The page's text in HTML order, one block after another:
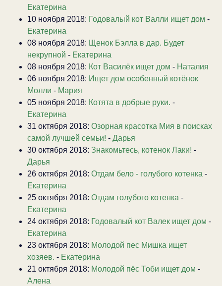
Екатерина
10 ноября 2018: Годовалый кот Валли ищет дом -
Екатерина
08 ноября 2018: Щенок Бэлла в дар. Будет
некрупной - Екатерина
08 ноября 2018: Кот Василёк ищет дом - Наталия
06 ноября 2018: Ищет дом особенный котёнок
Молли - Мария
05 ноября 2018: Котята в добрые руки. -
Екатерина
31 октября 2018: Озорная красотка Мия в поисках
самой лучшей семьи! - Дарья
30 октября 2018: Знакомьтесь, котенок Лаки! -
Дарья
26 октября 2018: Отдам бело - голубого котенка -
Екатерина
25 октября 2018: Отдам голубого котенка -
Екатерина
24 октября 2018: Годовалый кот Валек ищет дом -
Екатерина
23 октября 2018: Молодой пес Мишка ищет
хозяев. - Екатерина
21 октября 2018: Молодой пёс Тоби ищет дом -
Алена